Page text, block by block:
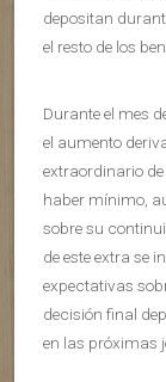
depositan
el resto de los
Durante el mes
el aumento
extraordinario
haber mínimo,
sobre su
de este extra se
expectativas
decisión final
en las próximas